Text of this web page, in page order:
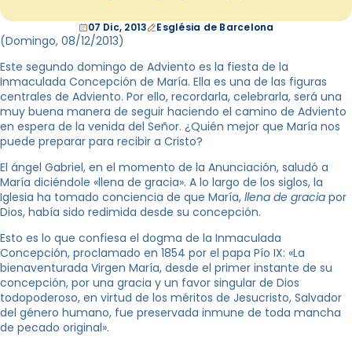
07 Dic, 2013 Església de Barcelona
(Domingo, 08/12/2013)
Este segundo domingo de Adviento es la fiesta de la
Inmaculada Concepción de María. Ella es una de las figuras
centrales de Adviento. Por ello, recordarla, celebrarla, será una
muy buena manera de seguir haciendo el camino de Adviento
en espera de la venida del Señor. ¿Quién mejor que María nos
puede preparar para recibir a Cristo?
El ángel Gabriel, en el momento de la Anunciación, saludó a
María diciéndole «llena de gracia». A lo largo de los siglos, la
Iglesia ha tomado conciencia de que María, llena de gracia por
Dios, había sido redimida desde su concepción.
Esto es lo que confiesa el dogma de la Inmaculada
Concepción, proclamado en 1854 por el papa Pío IX: «La
bienaventurada Virgen María, desde el primer instante de su
concepción, por una gracia y un favor singular de Dios
todopoderoso, en virtud de los méritos de Jesucristo, Salvador
del género humano, fue preservada inmune de toda mancha
de pecado original».